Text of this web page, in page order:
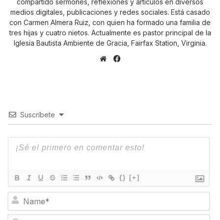
compartido sermones, reflexiones y artículos en diversos
medios digitales, publicaciones y redes sociales. Está casado
con Carmen Almera Ruiz, con quien ha formado una familia de
tres hijas y cuatro nietos. Actualmente es pastor principal de la
Iglesia Bautista Ambiente de Gracia, Fairfax Station, Virginia.
Sitio
Suscríbete
{} [+]
m